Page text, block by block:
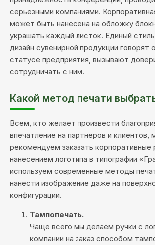
серьезными компаниями.
может быть нанесена на обложку
украшать каждый листок. Единый
дизайн сувенирной продукции говорят
статусе предприятия, вызывают
сотрудничать с ним.
Какой метод печати
Всем, кто желает произвести
впечатление на партнеров и клиентов,
рекомендуем заказать корпоративные
нанесением логотипа в типографии
используем современные методы
нанести изображение даже на
конфигурации.
Тампопечать.
Чаще всего мы делаем ручки с
компании на заказ способом